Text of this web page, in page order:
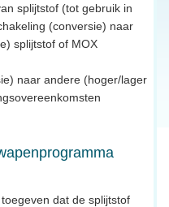
splijtstof (tot gebruik in
(conversie) naar
splijtstof of MOX
naar andere (hoger/lager
dat de splijtstof